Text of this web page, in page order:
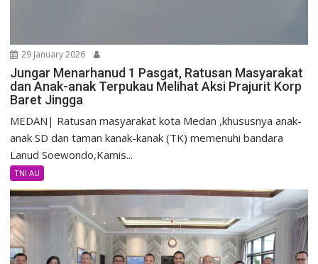
29 January 2026
Jungar Menarhanud 1 Pasgat, Ratusan Masyarakat
dan Anak-anak Terpukau Melihat Aksi Prajurit Korp
Baret Jingga
MEDAN| Ratusan masyarakat kota Medan ,khususnya anak-
anak SD dan taman kanak-kanak (TK) memenuhi bandara
Lanud Soewondo,Kamis...
TNI AU